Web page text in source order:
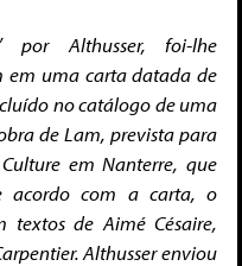
por Althusser, foi-lhe
em uma carta datada de
no catálogo de uma
de Lam, prevista para
em Nanterre, que
acordo com a carta, o
de Aimé Césaire,
Althusser enviou